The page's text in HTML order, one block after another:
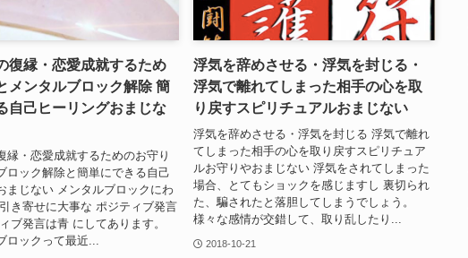
復縁・恋愛成就するため
メンタルブロック解除 簡
自己ヒーリングおまじな
縁・恋愛成就するためのお守り
ロック解除と簡単にできる自己
まじない メンタルブロックにわ
き寄せに大事な ポジティブ発言
ブ発言は青 にしてあります。
ロックって最近...
浮気を辞めさせる・浮気を封じる・
浮気で離れてしまった相手の心を取
り戻すスピリチュアルおまじない
浮気を辞めさせる・浮気を封じる 浮気で離れ
てしまった相手の心を取り戻すスピリチュア
ルお守りやおまじない 浮気をされてしまった
場合、とてもショックを感じますし 裏切られ
た、騙されたと落胆してしまうでしょう。
様々な感情が交錯して、取り乱したり...
2018-10-21